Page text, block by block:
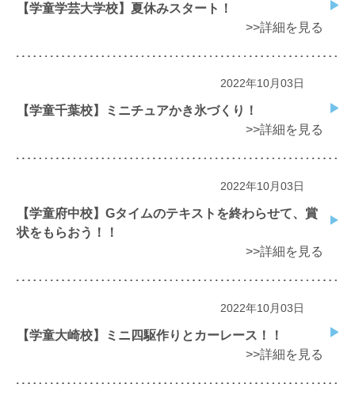
【学童学芸大学校】夏休みスタート！
>>詳細を見る
2022年10月03日
【学童千葉校】ミニチュアかき氷づくり！
>>詳細を見る
2022年10月03日
【学童府中校】Gタイムのテキストを終わらせて、賞
状をもらおう！！
>>詳細を見る
2022年10月03日
【学童大崎校】ミニ四駆作りとカーレース！！
>>詳細を見る